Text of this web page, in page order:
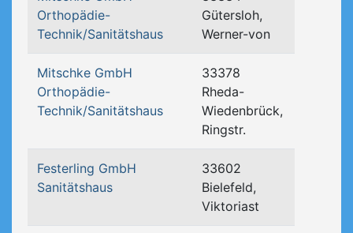
Orthopädie-
Technik/Sanitätshaus
Gütersloh,
Werner-von
Mitschke GmbH
Orthopädie-
Technik/Sanitätshaus
33378
Rheda-
Wiedenbrück,
Ringstr.
Festerling GmbH
Sanitätshaus
33602
Bielefeld,
Viktoriast